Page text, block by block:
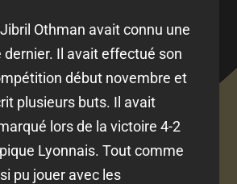
Othman avait connu une
dernier. Il avait effectué son
début novembre et
plusieurs buts. Il avait
lors de la victoire 4-2
Lyonnais. Tout comme
pu jouer avec les